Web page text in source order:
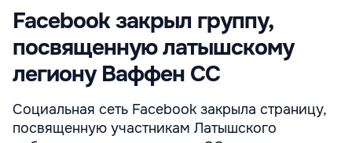
Facebook закрыл группу,
посвященную латышскому
легиону Ваффен СС
Социальная сеть Facebook закрыла страницу,
посвященную участникам Латышского